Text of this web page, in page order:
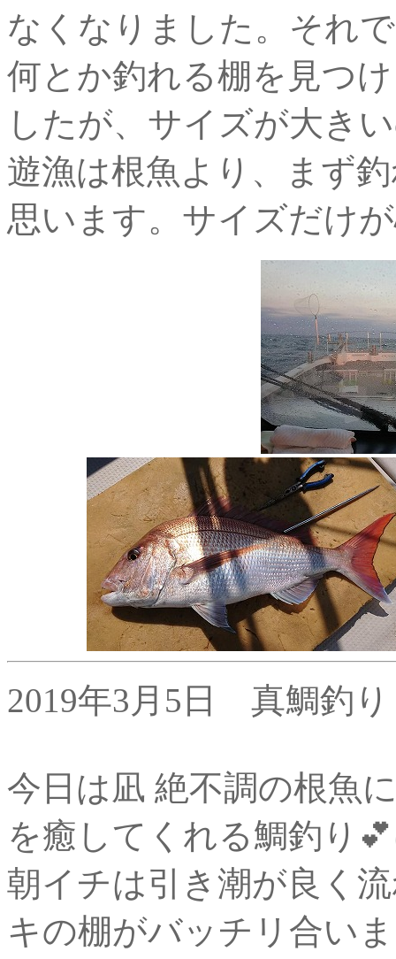
なくなりました。それ
何とか釣れる棚を見つ
したが、サイズが大き
遊漁は根魚より、まず
思います。サイズだけ
2019年3月5日 真鯛釣り
今日は凪 絶不調の根魚
を癒してくれる鯛釣り
朝イチは引き潮が良く
キの棚がバッチリ合い